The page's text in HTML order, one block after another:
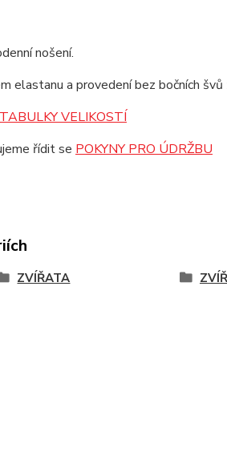
nošení.
elastanu a provedení bez bočních
TABULKY VELIKOSTÍ
řídit se POKYNY PRO ÚDRŽBU
ZVÍŘATA